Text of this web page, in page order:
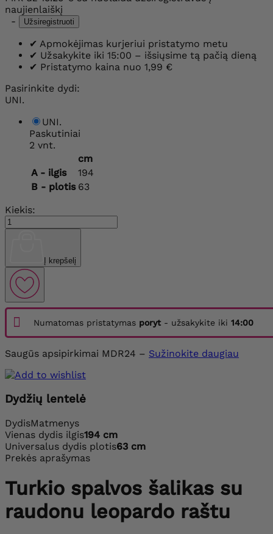
naujienlaiškį
-
Užsiregistruoti
✔ Apmokėjimas kurjeriui pristatymo metu
✔ Užsakykite iki 15:00 – išsiųsime tą pačią dieną
✔ Pristatymo kaina nuo 1,99 €
Pasirinkite dydi:
UNI.
UNI.
Paskutiniai
2 vnt.
cm
A - ilgis
194
B - plotis 63
Kiekis:
Į krepšelį
Numatomas pristatymas poryt - užsakykite iki 14:00
Saugūs apsipirkimai MDR24 – Sužinokite daugiau
Dydžių lentelė
DydisMatmenys
Vienas dydis ilgis194 cm
Universalus dydis plotis63 cm
Prekės aprašymas
Turkio spalvos šalikas su
raudonu leopardo raštu